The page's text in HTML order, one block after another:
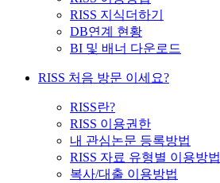
RISS 지식더하기
DB연계 현황
BI 및 배너 다운로드
RISS 처음 방문 이세요?
RISS란?
RISS 이용권한
내 관심논문 등록방법
RISS 자료 유형별 이용방법
복사/대출 이용방법